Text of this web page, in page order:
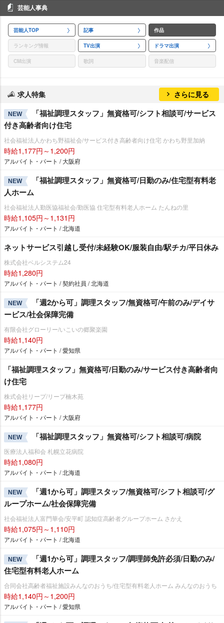
芸能人事典
芸能人TOP 記事 作品
ランキング情報 TV出演 ドラマ出演
CM出演 歌詞 音楽配信
求人特集 さらに見る
NEW
「福祉調理スタッフ」無資格可/シフト相談可/サービス
付き高齢者向け住宅
社会福祉法人かわち野福祉会/サービス付き高齢者向け住宅 かわち野里加納
時給1,177円～1,200円
アルバイト・パート / 大阪府
NEW
「福祉調理スタッフ」無資格可/日勤のみ/住宅型有料老
人ホーム
社会福祉法人勤医協福祉会/勤医協 住宅型有料老人ホーム たんねの里
時給1,105円～1,131円
アルバイト・パート / 北海道
ネットサービス引越し受付/未経験OK/服装自由/駅チカ/平日休み
株式会社ベルシステム24
時給1,280円
アルバイト・パート / 契約社員 / 北海道
NEW
「週2から可」調理スタッフ/無資格可/午前のみ/デイサ
ービス/社会保障完備
有限会社グローリー/いこいの郷聚楽園
時給1,140円
アルバイト・パート / 愛知県
「福祉調理スタッフ」無資格可/日勤のみ/サービス付き高齢者向
け住宅
株式会社リープ/リープ楠木苑
時給1,177円
アルバイト・パート / 大阪府
NEW 「福祉調理スタッフ」無資格可/シフト相談可/病院
医療法人福和会 札幌立花病院
時給1,080円
アルバイト・パート / 北海道
NEW
「週1から可」調理スタッフ/無資格可/シフト相談可/グ
ループホーム/社会保障完備
社会福祉法人富門華会/安平町 認知症高齢者グループホーム さかえ
時給1,075円～1,110円
アルバイト・パート / 北海道
NEW
「週1から可」調理スタッフ/調理師免許必須/日勤のみ/
住宅型有料老人ホーム
合同会社高齢者福祉施設みんなのおうち/住宅型有料老人ホーム みんなのおうち
時給1,140円～1,200円
アルバイト・パート / 愛知県